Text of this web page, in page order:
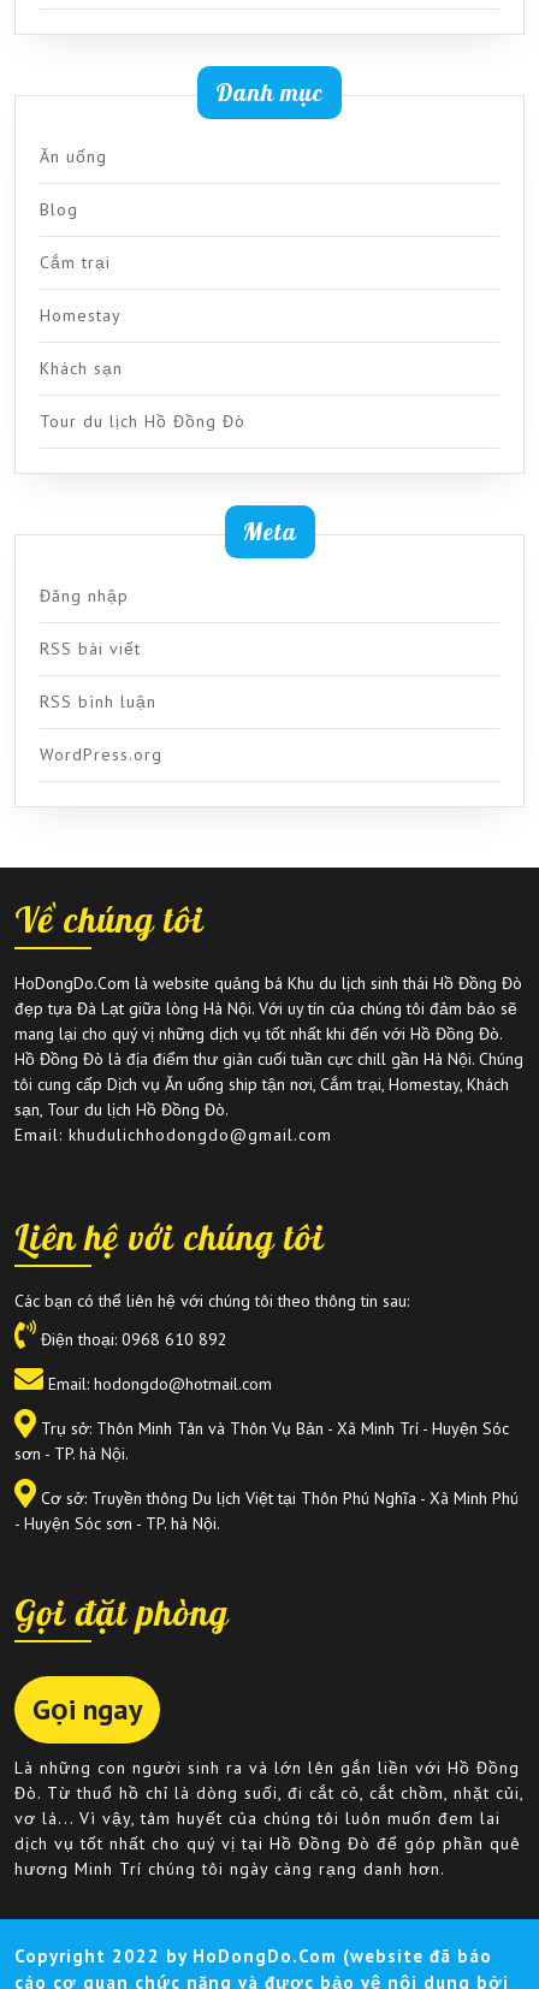
Danh mục
Ăn uống
Blog
Cắm trại
Homestay
Khách sạn
Tour du lịch Hồ Đồng Đò
Meta
Đăng nhập
RSS bài viết
RSS bình luận
WordPress.org
Về chúng tôi
HoDongDo.Com là website quảng bá Khu du lịch sinh thái Hồ Đồng Đò
đẹp tựa Đà Lạt giữa lòng Hà Nội. Với uy tín của chúng tôi đảm bảo sẽ
mang lại cho quý vị những dịch vụ tốt nhất khi đến với Hồ Đồng Đò.
Hồ Đồng Đò là địa điểm thư giãn cuối tuần cực chill gần Hà Nội. Chúng
tôi cung cấp Dịch vụ Ăn uống ship tận nơi, Cắm trại, Homestay, Khách
sạn, Tour du lịch Hồ Đồng Đò.
Email: khudulichhodongdo@gmail.com
Liên hệ với chúng tôi
Các bạn có thể liên hệ với chúng tôi theo thông tin sau:
Điện thoại: 0968 610 892
Email: hodongdo@hotmail.com
Trụ sở: Thôn Minh Tân và Thôn Vụ Bản - Xã Minh Trí - Huyện Sóc
sơn - TP. hà Nội.
Cơ sở: Truyền thông Du lịch Việt tại Thôn Phú Nghĩa - Xã Minh Phú
- Huyện Sóc sơn - TP. hà Nội.
Gọi đặt phòng
Gọi ngay
Là những con người sinh ra và lớn lên gắn liền với Hồ Đồng
Đò. Từ thuổ hồ chỉ là dòng suối, đi cắt cỏ, cắt chồm, nhặt củi,
vơ lá... Vì vậy, tâm huyết của chúng tôi luôn muốn đem lai
dịch vụ tốt nhất cho quý vị tại Hồ Đồng Đò để góp phần quê
hương Minh Trí chúng tôi ngày càng rạng danh hơn.
Copyright 2022 by HoDongDo.Com (website đã báo
cáo cơ quan chức năng và được bảo vệ nội dung bởi